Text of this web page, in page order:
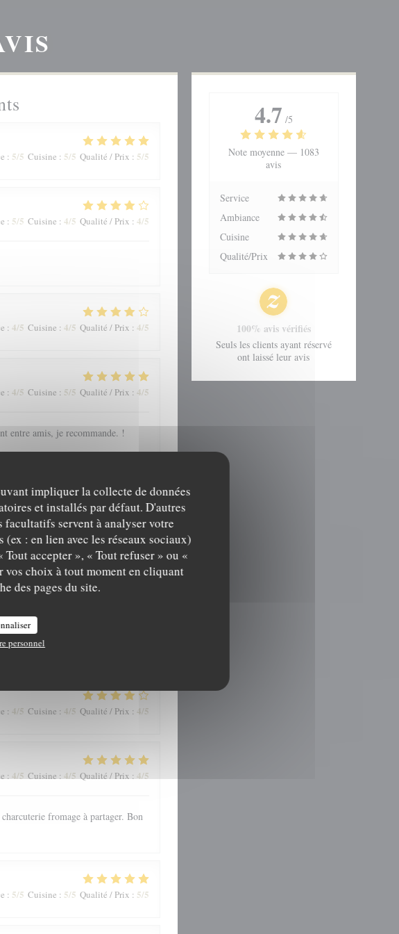
impliquer la collecte de données
et installés par défaut. D'autres
servent à analyser votre
: en lien avec les réseaux sociaux)
accepter », « Tout refuser » ou «
vos choix à tout moment en cliquant
des pages du site.
personnel
: 5/5 Cuisine : 5/5 Qualité / Prix : 5/5
: 5/5 Cuisine : 4/5 Qualité / Prix : 4/5
: 4/5 Cuisine : 4/5 Qualité / Prix : 4/5
: 4/5 Cuisine : 5/5 Qualité / Prix : 4/5
entre amis, je recommande. !
: 3/5 Cuisine:4/5 Qualité / Prix: 4/5
: 4/5 Cuisine : 4/5 Qualité / Prix : 4/5
: 4/5 Cuisine : 4/5 Qualité / Prix : 4/5
fromage à partager. Bon
: 5/5 Cuisine : 5/5 Qualité / Prix : 5/5
4.7 /5
Note moyenne — 1083
avis
Service
Ambiance
Cuisine
Qualité/Prix
100% avis vérifiés
Seuls les clients ayant réservé
ont laissé leur avis